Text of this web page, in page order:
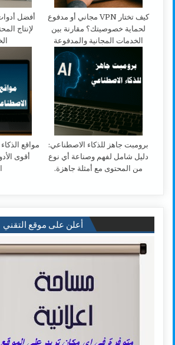
كيف تختار VPN مجاني أو مدفوع
لحماية خصوصيتك؟ مقارنة بين
الخدمات المجانية والمدفوعة
أفضل
لإنتاج
برومبت جاهز للذكاء الاصطناعي:
دليل شامل لفهم وصناعة أي نوع
من المحتوى مع أمثلة جاهزة.
مواقع
أقوى
أعلن على موقع التقني